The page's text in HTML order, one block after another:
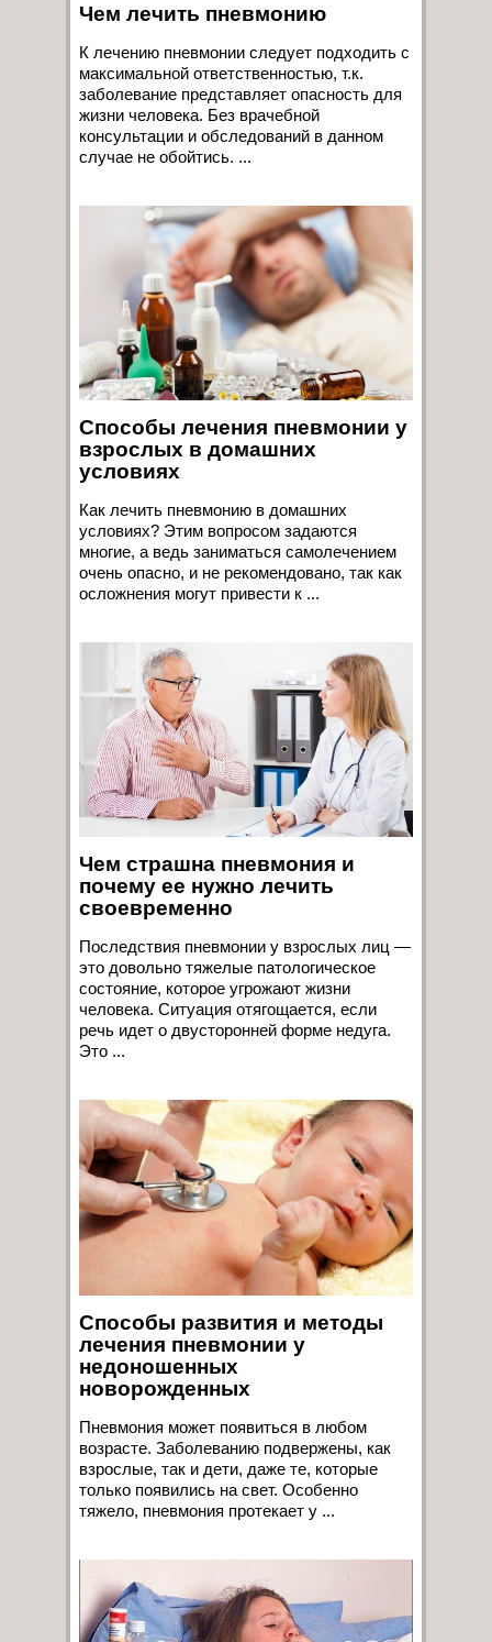
Чем лечить пневмонию
К лечению пневмонии следует подходить с
максимальной ответственностью, т.к.
заболевание представляет опасность для
жизни человека. Без врачебной
консультации и обследований в данном
случае не обойтись. ...
Способы лечения пневмонии у
взрослых в домашних
условиях
Как лечить пневмонию в домашних
условиях? Этим вопросом задаются
многие, а ведь заниматься самолечением
очень опасно, и не рекомендовано, так как
осложнения могут привести к ...
Чем страшна пневмония и
почему ее нужно лечить
своевременно
Последствия пневмонии у взрослых лиц —
это довольно тяжелые патологическое
состояние, которое угрожают жизни
человека. Ситуация отягощается, если
речь идет о двусторонней форме недуга.
Это ...
Способы развития и методы
лечения пневмонии у
недоношенных
новорожденных
Пневмония может появиться в любом
возрасте. Заболеванию подвержены, как
взрослые, так и дети, даже те, которые
только появились на свет. Особенно
тяжело, пневмония протекает у ...